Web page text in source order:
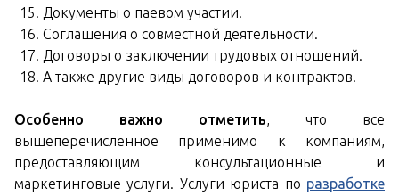
Документы о паевом участии.
Соглашения о совместной деятельности.
Договоры о заключении трудовых отношений.
А также другие виды договоров и контрактов.
Особенно важно отметить, что все
вышеперечисленное применимо к компаниям,
предоставляющим консультационные и
маркетинговые услуги. Услуги юриста по разработке